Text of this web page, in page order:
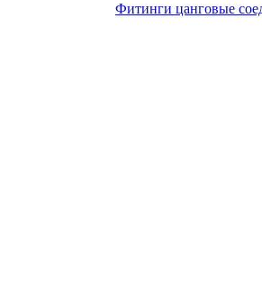
Фитинги цанговые